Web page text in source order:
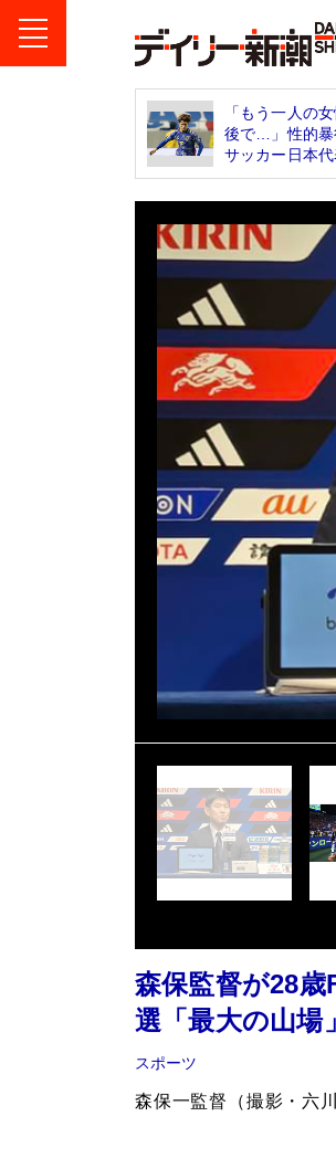
「もう一人の
後で…」性的
サッカー日本代
森保監督が28
選「最大の山
スポーツ
森保一監督（撮影・六川